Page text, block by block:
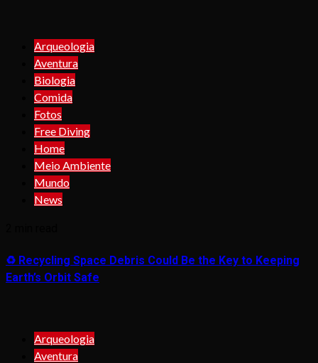
Arqueologia
Aventura
Biologia
Comida
Fotos
Free Diving
Home
Meio Ambiente
Mundo
News
♻️ Recycling Space Debris Could Be the Key to Keeping
Earth’s Orbit Safe
Arqueologia
Aventura